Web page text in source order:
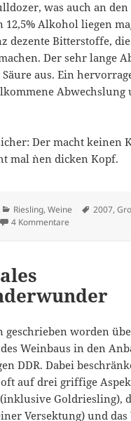
was auch an den
Alkohol liegen
dezente Bitterstoffe,
Der sehr lange
aus. Ein
Abwechslung
Der macht keinen
mal `nen dicken Kopf.
Kategorien
Riesling,Weine 2007,
4 Kommentare
geschrieben worden
Weinbaus in den
DDR. Dabei
auf drei griffige
(inklusive Goldriesling),
Versektung) und